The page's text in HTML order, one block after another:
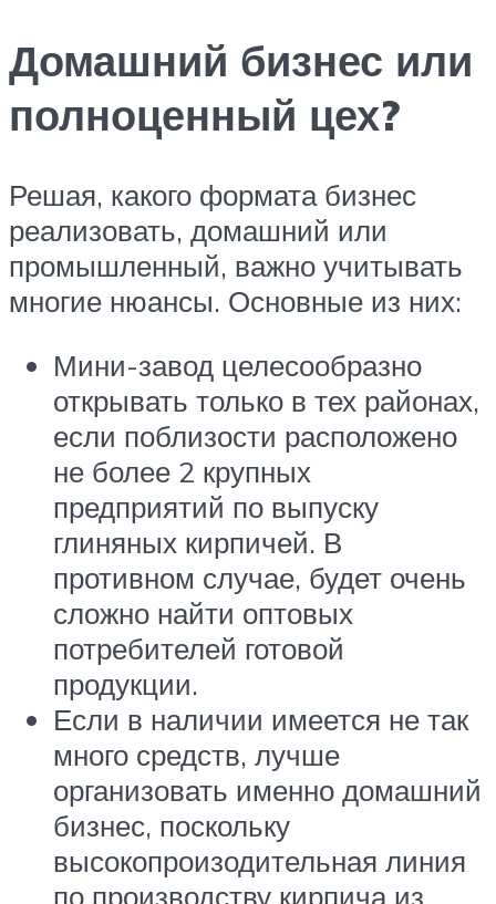
Домашний бизнес или
полноценный цех?
Решая, какого формата бизнес
реализовать, домашний или
промышленный, важно учитывать
многие нюансы. Основные из них:
Мини-завод целесообразно
открывать только в тех районах,
если поблизости расположено
не более 2 крупных
предприятий по выпуску
глиняных кирпичей. В
противном случае, будет очень
сложно найти оптовых
потребителей готовой
продукции.
Если в наличии имеется не так
много средств, лучше
организовать именно домашний
бизнес, поскольку
высокопроизодительная линия
по производству кирпича из